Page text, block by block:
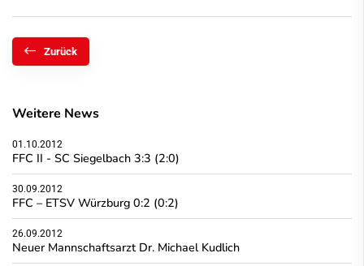
Zurück
Weitere News
01.10.2012
FFC II - SC Siegelbach 3:3 (2:0)
30.09.2012
FFC – ETSV Würzburg 0:2 (0:2)
26.09.2012
Neuer Mannschaftsarzt Dr. Michael Kudlich